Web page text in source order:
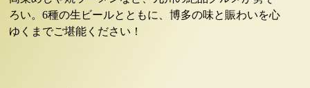
ろい。6種の生ビールとともに、博多の味と賑わいを心
ゆくまでご堪能ください！